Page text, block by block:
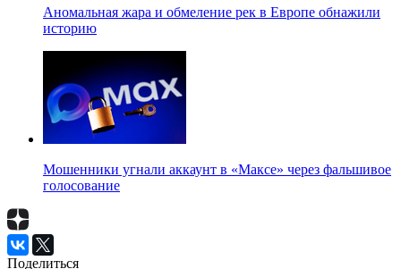
Аномальная жара и обмеление рек в Европе обнажили
историю
Мошенники угнали аккаунт в «Максе» через фальшивое
голосование
Поделиться